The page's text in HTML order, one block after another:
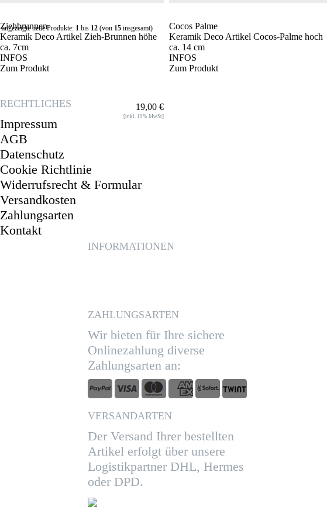
19,00 €
[inkl. 19% MwSt]
Ziehbrunnen
Keramik Deco Artikel Zieh-Brunnen höhe
ca. 7cm
INFOS
Zum Produkt
Cocos Palme
Keramik Deco Artikel Cocos-Palme hoch
ca. 14 cm
INFOS
Zum Produkt
angezeigte neue Produkte: 1 bis 12 (von 15 insgesamt)
RECHTLICHES
Impressum
AGB
Datenschutz
Cookie Richtlinie
Widerrufsrecht & Formular
Versandkosten
Zahlungsarten
Kontakt
INFORMATIONEN
ZAHLUNGSARTEN
Wir bieten für Ihre sichere
Onlinezahlung diverse
Zahlungsarten an:
VERSANDARTEN
Der Versand Ihrer bestellten
Artikel erfolgt über unsere
Logistikpartner DHL, Hermes
oder DPD.